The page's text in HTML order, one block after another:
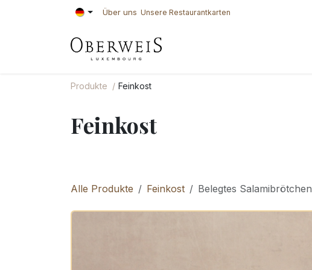
Zum Inhalt springen Über uns Unsere Restaurantkarten
Produkte Feinkost
Feinkost
Alle Produkte Feinkost Belegtes Salamibrötchen